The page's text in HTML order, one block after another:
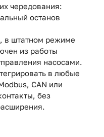
чередования:
останов
в штатном режиме
из работы
насосами.
в любые
CAN или
без